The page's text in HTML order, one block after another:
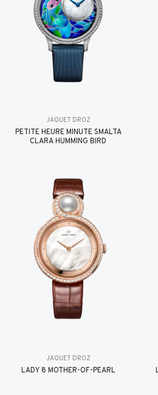
JAQUET DROZ
PETITE HEURE MINUTE SMALTA
CLARA HUMMING BIRD
JAQUET DROZ
LADY 8 MOTHER-OF-PEARL